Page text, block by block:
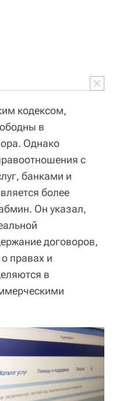
кодексом,
в
Однако
с
банками и
более
Он указал,
договоров,
правах и
в